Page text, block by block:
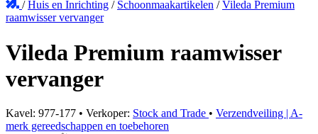
/Huis en Inrichting / Schoonmaakartikelen /Vileda Premium
raamwisser vervanger
Vileda Premium raamwisser
vervanger
Kavel: 977-177 • Verkoper: Stock and Trade • Verzendveiling | A-
merk gereedschappen en toebehoren